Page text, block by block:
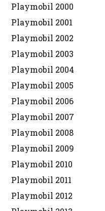
Playmobil 2000
Playmobil 2001
Playmobil 2002
Playmobil 2003
Playmobil 2004
Playmobil 2005
Playmobil 2006
Playmobil 2007
Playmobil 2008
Playmobil 2009
Playmobil 2010
Playmobil 2011
Playmobil 2012